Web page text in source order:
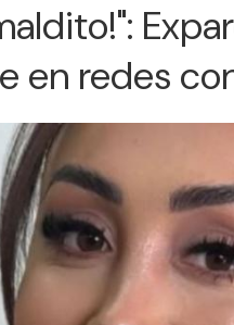
en redes